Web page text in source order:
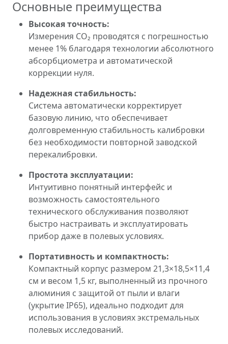
Основные преимущества
Высокая точность:
Измерения CO₂ проводятся с погрешностью
менее 1% благодаря технологии абсолютного
абсорбциометра и автоматической
коррекции нуля.
Надежная стабильность:
Система автоматически корректирует
базовую линию, что обеспечивает
долговременную стабильность калибровки
без необходимости повторной заводской
перекалибровки.
Простота эксплуатации:
Интуитивно понятный интерфейс и
возможность самостоятельного
технического обслуживания позволяют
быстро настраивать и эксплуатировать
прибор даже в полевых условиях.
Портативность и компактность:
Компактный корпус размером 21,3×18,5×11,4
см и весом 1,5 кг, выполненный из прочного
алюминия с защитой от пыли и влаги
(укрытие IP65), идеально подходит для
использования в условиях экстремальных
полевых исследований.